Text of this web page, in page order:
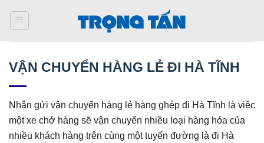
qua
VẬN CHUYỂN HÀNG LẺ ĐI HÀ TĨNH
Nhận gửi vận chuyển hàng lẻ hàng ghép đi Hà Tĩnh là việc
một xe chở hàng sẽ vận chuyển nhiều loại hàng hóa của
nhiều khách hàng trên cùng một tuyến đường là đi Hà